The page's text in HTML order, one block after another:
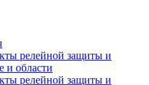
релейной защиты и
и области
релейной защиты и